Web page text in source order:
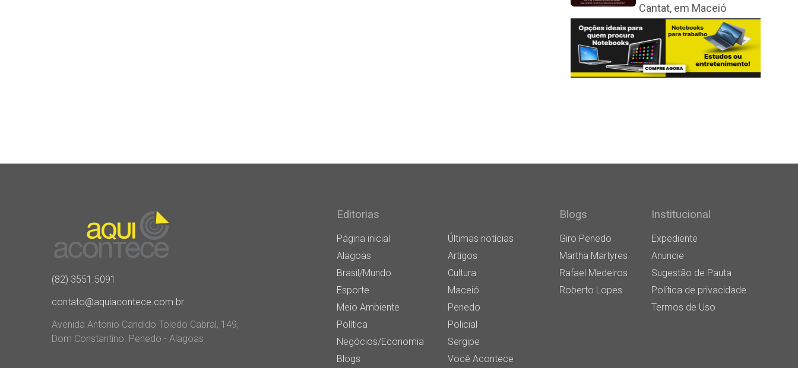
Cantat, em Maceió
(82) 3551.5091
contato@aquiacontece.com.br
Avenida Antonio Candido Toledo Cabral, 149,
Dom Constantino. Penedo - Alagoas
Editorias
Página inicial
Últimas notícias
Alagoas
Artigos
Brasil/Mundo
Cultura
Esporte
Maceió
Meio Ambiente
Penedo
Política
Policial
Negócios/Economia
Sergipe
Blogs
Você Acontece
Blogs
Giro Penedo
Martha Martyres
Rafael Medeiros
Roberto Lopes
Institucional
Expediente
Anuncie
Sugestão de Pauta
Política de privacidade
Termos de Uso